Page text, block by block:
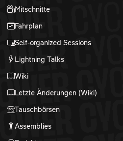
Mitschnitte
Fahrplan
Self-organized Sessions
Lightning Talks
Wiki
Letzte Änderungen (Wiki)
Tauschbörsen
Assemblies